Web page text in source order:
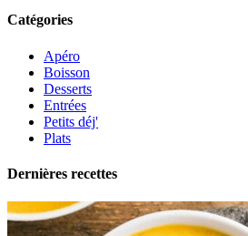
Catégories
Apéro
Boisson
Desserts
Entrées
Petits déj'
Plats
Dernières recettes